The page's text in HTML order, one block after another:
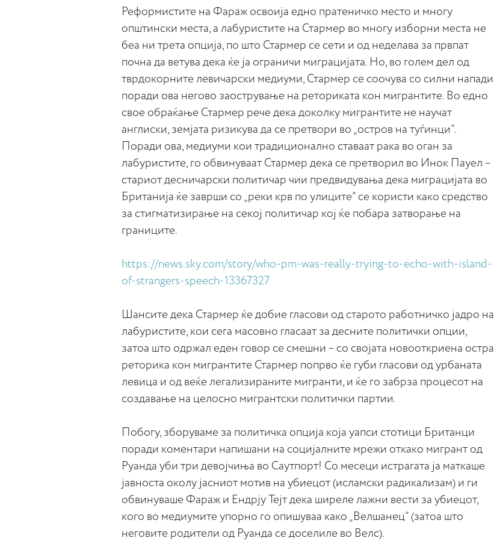
Реформистите на Фараж освоија едно пратеничко место и многу
општински места, а лабуристите на Стармер во многу изборни места не
беа ни трета опција, по што Стармер се сети и од неделава за првпат
почна да ветува дека ќе ја ограничи миграцијата. Но, во голем дел од
тврдокорните левичарски медиуми, Стармер се соочува со силни напади
поради ова негово заострување на реториката кон мигрантите. Во едно
свое обраќање Стармер рече дека доколку мигрантите не научат
англиски, земјата ризикува да се претвори во „остров на туѓинци“.
Поради ова, медиуми кои традиционално ставаат рака во оган за
лабуристите, го обвинуваат Стармер дека се претворил во Инок Пауел –
стариот десничарски политичар чии предвидувања дека миграцијата во
Британија ќе заврши со „реки крв по улиците“ се користи како средство
за стигматизирање на секој политичар кој ќе побара затворање на
границите.
https://news.sky.com/story/who-pm-was-really-trying-to-echo-with-island-
of-strangers-speech-13367327
Шансите дека Стармер ќе добие гласови од старото работничко јадро на
лабуристите, кои сега масовно гласаат за десните политички опции,
затоа што одржал еден говор се смешни – со својата новооткриена остра
реторика кон мигрантите Стармер попрво ќе губи гласови од урбаната
левица и од веќе легализираните мигранти, и ќе го забрза процесот на
создавање на целосно мигрантски политички партии.
Побогу, зборуваме за политичка опција која уапси стотици Британци
поради коментари напишани на социјалните мрежи откако мигрант од
Руанда уби три девојчиња во Саутпорт! Со месеци истрагата ја маткаше
јавноста околу јасниот мотив на убиецот (исламски радикализам) и ги
обвинуваше Фараж и Ендрју Тејт дека ширеле лажни вести за убиецот,
кого во медиумите упорно го опишуваа како „Велшанец“ (затоа што
неговите родители од Руанда се доселиле во Велс).